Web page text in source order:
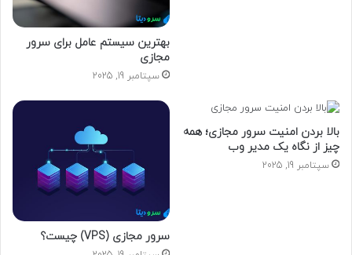
د
بهترین سیستم عامل برای سرور
مجازی
سپتامبر 19, 2025
بالا بردن امنیت سرور مجازی؛ همه
چیز از نگاه یک مدیر وب
سپتامبر 19, 2025
سرور مجازی (VPS) چیست؟